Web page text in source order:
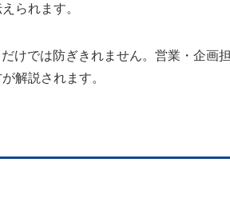
られます。
けでは防ぎきれません。営業・企画
解説されます。